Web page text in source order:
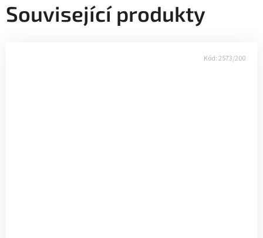
Související produkty
Kód:2573/200